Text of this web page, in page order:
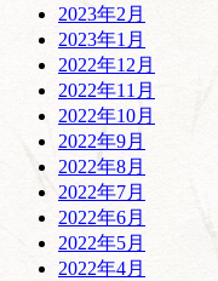
2023年2月
2023年1月
2022年12月
2022年11月
2022年10月
2022年9月
2022年8月
2022年7月
2022年6月
2022年5月
2022年4月